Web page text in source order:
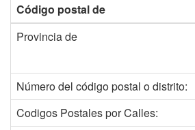
Código postal de
Provincia de
Número del código postal o distrito:
Codigos Postales por Calles: